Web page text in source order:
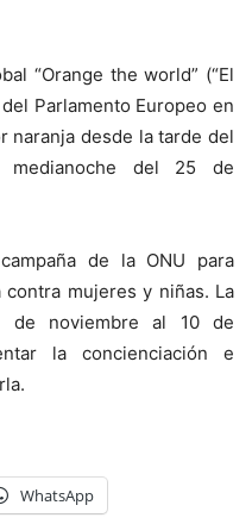
“Orange the world” (“El
Parlamento Europeo en
naranja desde la tarde del
del 25 de
de la ONU para
mujeres y niñas. La
de noviembre al 10 de
la concienciación e
WhatsApp